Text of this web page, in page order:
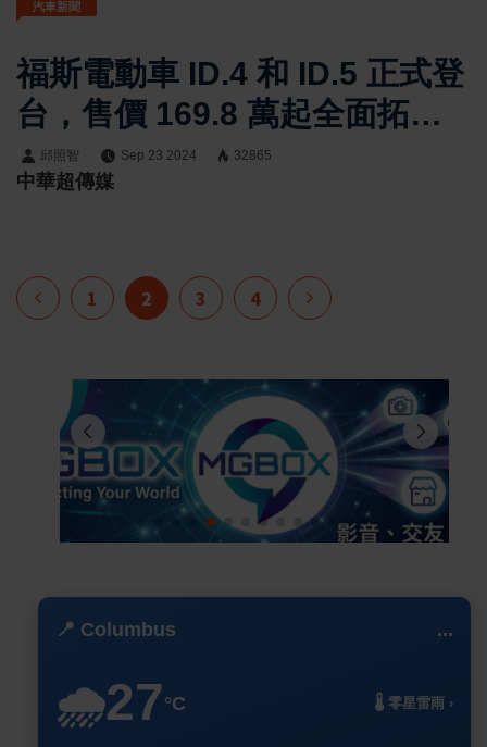
汽車新聞
福斯電動車 ID.4 和 ID.5 正式登
台，售價 169.8 萬起全面拓展
台灣電動車市場
邱照智 Sep 23 2024 32865
中華超傳媒
1 2 3 4
📍 Columbus ...
🌧️27°C 🌡️ 零星雷雨 ›